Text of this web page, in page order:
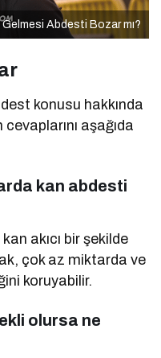
Abdesti Bozar mı?
konusu hakkında
aşağıda
kan abdesti
akıcı bir şekilde
çok az miktarda ve
koruyabilir.
olursa ne